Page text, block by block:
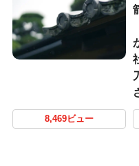
8,469ビュー